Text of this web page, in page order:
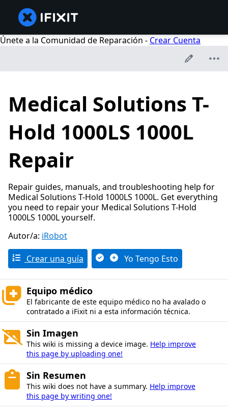
Únete a la Comunidad de Reparación - Crear Cuenta
Medical Solutions T-
Hold 1000LS 1000L
Repair
Repair guides, manuals, and troubleshooting help for
Medical Solutions T-Hold 1000LS 1000L. Get everything
you need to repair your Medical Solutions T-Hold
1000LS 1000L yourself.
Autor/a: iRobot
Crear una guía Yo Tengo Esto
Equipo médico
El fabricante de este equipo médico no ha avalado o
contratado a iFixit ni a esta información técnica.
Sin Imagen
This wiki is missing a device image. Help improve
this page by uploading one!
Sin Resumen
This wiki does not have a summary. Help improve
this page by writing one!